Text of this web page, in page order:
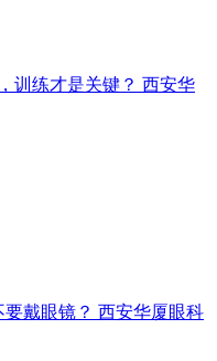
训练才是关键？ 西安华
戴眼镜？ 西安华厦眼科